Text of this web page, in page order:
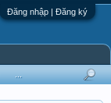
Đăng nhập | Đăng ký